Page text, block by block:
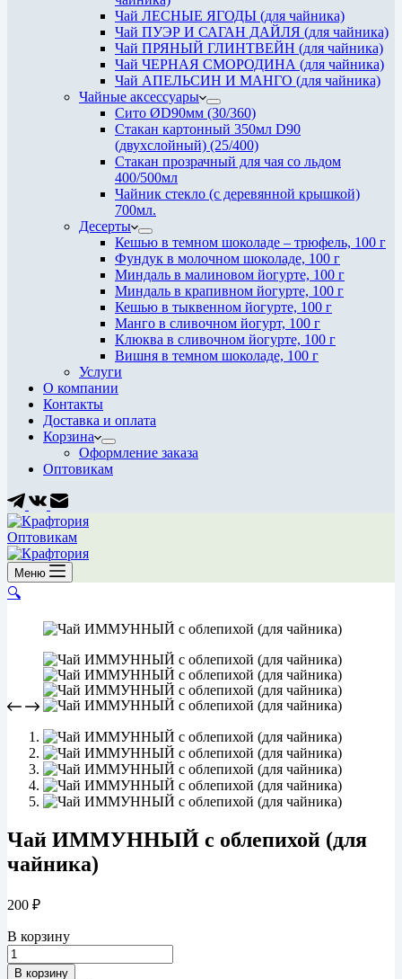
Чай ЛЕСНЫЕ ЯГОДЫ (для чайника)
Чай ПУЭР И САГАН ДАЙЛЯ (для чайника)
Чай ПРЯНЫЙ ГЛИНТВЕЙН (для чайника)
Чай ЧЕРНАЯ СМОРОДИНА (для чайника)
Чай АПЕЛЬСИН И МАНГО (для чайника)
Чайные аксессуары
Сито ØD90мм (30/360)
Стакан картонный 350мл D90
(двухслойный) (25/400)
Стакан прозрачный для чая со льдом
400/500мл
Чайник стекло (с деревянной крышкой)
700мл.
Десерты
Кешью в темном шоколаде – трюфель, 100 г
Фундук в молочном шоколаде, 100 г
Миндаль в малиновом йогурте, 100 г
Миндаль в крапивном йогурте, 100 г
Кешью в тыквенном йогурте, 100 г
Манго в сливочном йогурт, 100 г
Клюква в сливочном йогурте, 100 г
Вишня в темном шоколаде, 100 г
Услуги
О компании
Контакты
Доставка и оплата
Корзина
Оформление заказа
Оптовикам
Оптовикам
Меню
🔍
Чай ИММУННЫЙ с облепихой (для
чайника)
200 ₽
В корзину
Количество
товара
В корзину